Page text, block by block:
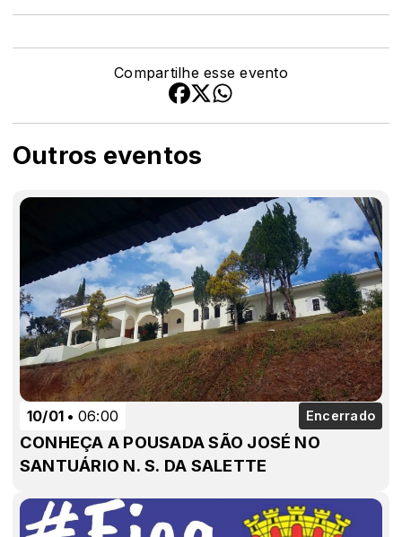
Outros eventos
10/01 06:00 Encerrado
CONHEÇA A POUSADA SÃO JOSÉ NO
SANTUÁRIO N. S. DA SALETTE
Compartilhe esse evento